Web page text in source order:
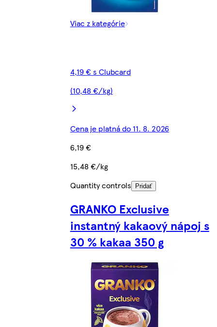
Viac z kategórie
4,19 € s Clubcard
(10,48 €/kg)
Cena je platná do 11. 8. 2026
6,19 €
15,48 €/kg
Quantity controls
Pridať
GRANKO Exclusive
instantný kakaový nápoj s
30 % kakaa 350 g